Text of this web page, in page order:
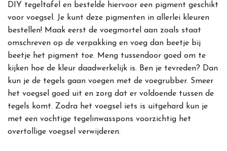
DIY tegeltafel en bestelde hiervoor een pigment geschikt
voor voegsel. Je kunt deze pigmenten in allerlei kleuren
bestellen! Maak eerst de voegmortel aan zoals staat
omschreven op de verpakking en voeg dan beetje bij
beetje het pigment toe. Meng tussendoor goed om te
kijken hoe de kleur daadwerkelijk is. Ben je tevreden? Dan
kun je de tegels gaan voegen met de voegrubber. Smeer
het voegsel goed uit en zorg dat er voldoende tussen de
tegels komt. Zodra het voegsel iets is uitgehard kun je
met een vochtige tegelinwasspons voorzichtig het
overtollige voegsel verwijderen.